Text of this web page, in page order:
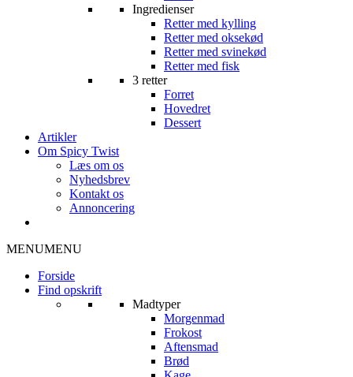
Ingredienser
Retter med kylling
Retter med oksekød
Retter med svinekød
Retter med fisk
3 retter
Forret
Hovedret
Dessert
Artikler
Om Spicy Twist
Læs om os
Nyhedsbrev
Kontakt os
Annoncering
MENUMENU
Forside
Find opskrift
Madtyper
Morgenmad
Frokost
Aftensmad
Brød